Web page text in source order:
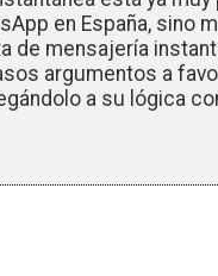
en España, sino
de mensajería
argumentos a
a su lógica